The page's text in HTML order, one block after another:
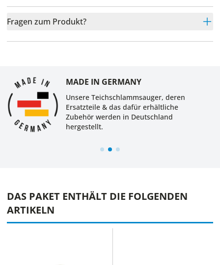
Fragen zum Produkt?
MADE IN GERMANY
Unsere Teichschlammsauger, deren
Ersatzteile & das dafür erhältliche
Zubehör werden in Deutschland
hergestellt.
DAS PAKET ENTHÄLT DIE FOLGENDEN
ARTIKELN